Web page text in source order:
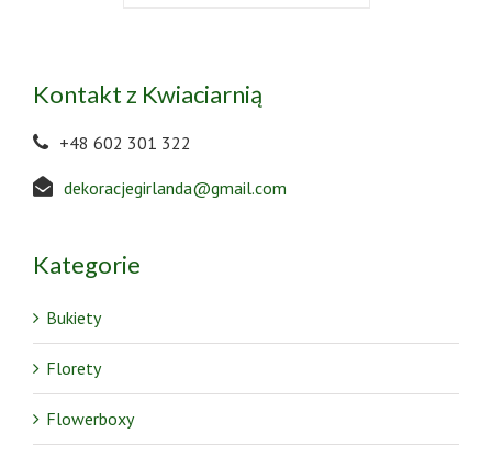
Kontakt z Kwiaciarnią
+48 602 301 322
dekoracjegirlanda@gmail.com
Kategorie
Bukiety
Florety
Flowerboxy